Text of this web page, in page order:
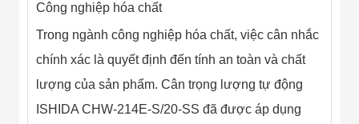
Công nghiệp hóa chất
Trong ngành công nghiệp hóa chất, việc cân nhắc
chính xác là quyết định đến tính an toàn và chất
lượng của sản phẩm. Cân trọng lượng tự động
ISHIDA CHW-214E-S/20-SS đã được áp dụng